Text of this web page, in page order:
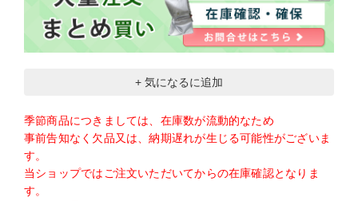
+ 気になるに追加
季節商品につきましては、在庫数が流動的なため
事前告知なく欠品又は、納期遅れが生じる可能性がございま
す。
当ショップではご注文いただいてからの在庫確認となりま
す。